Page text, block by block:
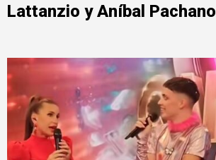
Lattanzio y Aníbal Pachano